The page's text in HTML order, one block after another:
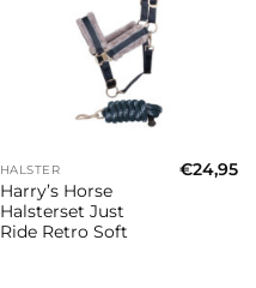
HALSTER
Harry’s Horse
Halsterset Just
Ride Retro Soft
€24,95